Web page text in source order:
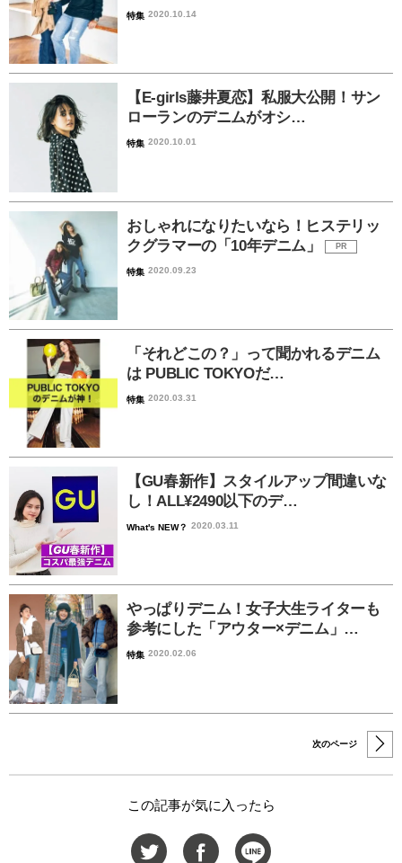
特集 2020.10.14
【E-girls藤井夏恋】私服大公開！サン
ローランのデニムがオシ…
特集 2020.10.01
おしゃれになりたいなら！ヒステリッ
クグラマーの「10年デニム」
PR
特集 2020.09.23
「それどこの？」って聞かれるデニム
は PUBLIC TOKYOだ…
特集 2020.03.31
【GU春新作】スタイルアップ間違いな
し！ALL¥2490以下のデ…
What's NEW？ 2020.03.11
やっぱりデニム！女子大生ライターも
参考にした「アウター×デニム」…
特集 2020.02.06
次のページ
この記事が気に入ったら